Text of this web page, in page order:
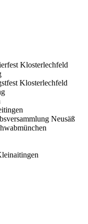
Klosterlechfeld
Klosterlechfeld
Neusäß